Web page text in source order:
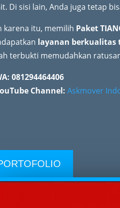
Di sisi lain, Anda juga tetap
karena itu, memilih Paket
layanan berkualitas
terbukti memudahkan
081294464406
Channel: Askmover